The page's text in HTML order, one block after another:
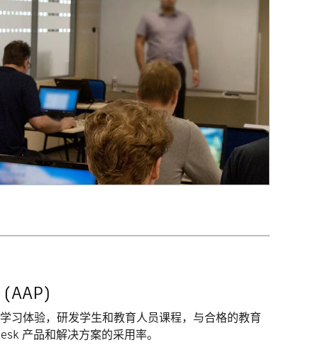
习体验，研发学生和教育人员课程，与合格的教育
产品和解决方案的采用率。